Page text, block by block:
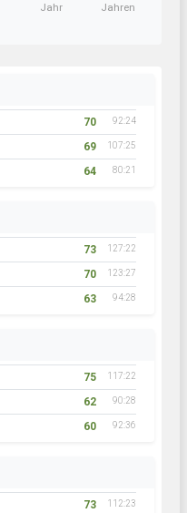
Jahr
Jahren
70 92:24
69 107:25
64 80:21
73 127:22
70 123:27
63 94:28
75 117:22
62 90:28
60 92:36
73 112:23